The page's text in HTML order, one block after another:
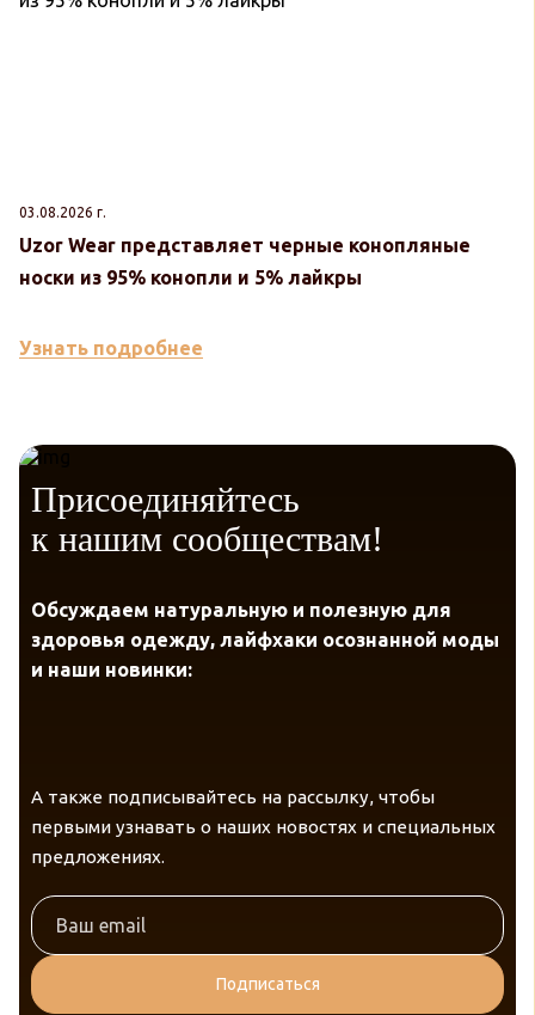
03.08.2026 г.
Uzor Wear представляет черные конопляные
носки из 95% конопли и 5% лайкры
Узнать подробнее
Присоединяйтесь
к нашим сообществам!
Обсуждаем натуральную и полезную для
здоровья одежду, лайфхаки осознанной моды
и наши новинки:
А также подписывайтесь на рассылку, чтобы
первыми узнавать о наших новостях и специальных
предложениях.
Подписаться